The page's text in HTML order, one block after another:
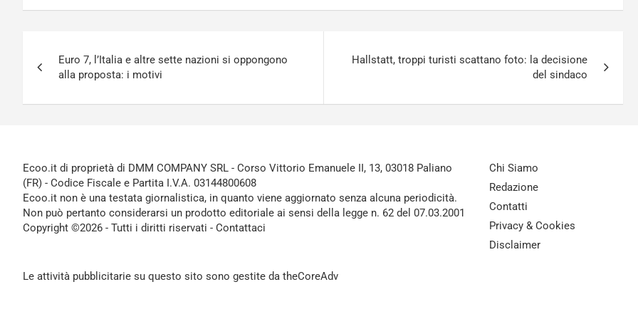
articoli
Euro 7, l’Italia e altre sette nazioni si oppongono
alla proposta: i motivi
Hallstatt, troppi turisti scattano foto: la decisione
del sindaco
Ecoo.it di proprietà di DMM COMPANY SRL - Corso Vittorio Emanuele II, 13, 03018 Paliano
(FR) - Codice Fiscale e Partita I.V.A. 03144800608
Ecoo.it non è una testata giornalistica, in quanto viene aggiornato senza alcuna periodicità.
Non può pertanto considerarsi un prodotto editoriale ai sensi della legge n. 62 del 07.03.2001
Copyright ©2026 - Tutti i diritti riservati - Contattaci
Le attività pubblicitarie su questo sito sono gestite da theCoreAdv
Chi Siamo
Redazione
Contatti
Privacy & Cookies
Disclaimer